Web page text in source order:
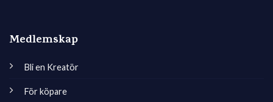
Medlemskap
Bli en Kreatör
För köpare